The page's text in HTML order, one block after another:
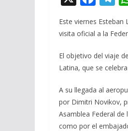
e
o
o
k
e
a
m
Este viernes
visita oficial a la
El objetivo del viaje
Latina, que se
A su llegada al
por Dimitri Novikov,
Asamblea Federal de
como por el